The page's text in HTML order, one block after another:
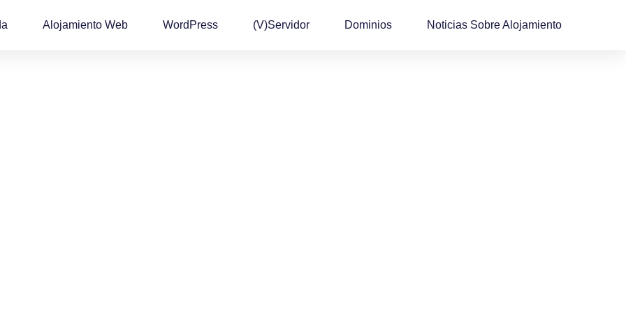
Alojamiento Web WordPress (v)Servidor Dominios Noticias Sobre Alojamiento